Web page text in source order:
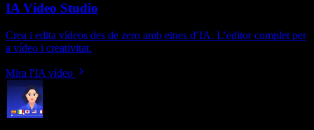
IA Vídeo Studio
Crea i edita vídeos des de zero amb eines d’IA. L’editor complet per
a vídeo i creativitat.
Mira l'IA vídeo